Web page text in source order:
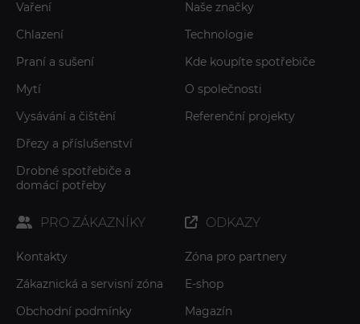
Vaření
Chlazení
Praní a sušení
Mytí
Vysávání a čištění
Dřezy a příslušenství
Drobné spotřebiče a
domácí potřeby
Naše značky
Technologie
Kde koupíte spotřebiče
O společnosti
Referenční projekty
PRO ZÁKAZNÍKY
Kontakty
Zákaznická a servisní zóna
Obchodní podmínky
ODKAZY
Zóna pro partnery
E-shop
Magazín